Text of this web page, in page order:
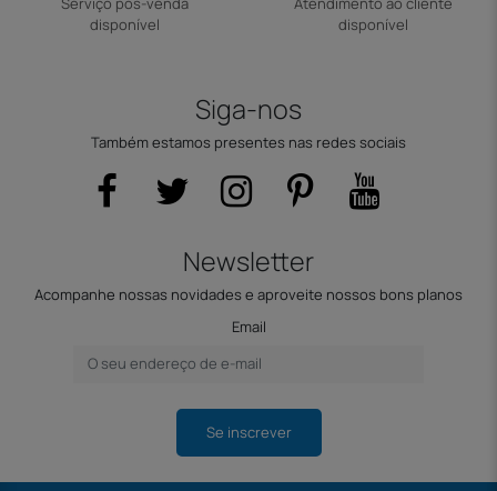
disponível
disponível
Siga-nos
Também estamos presentes nas redes sociais
Newsletter
Acompanhe nossas novidades e aproveite nossos bons planos
Email
Se inscrever